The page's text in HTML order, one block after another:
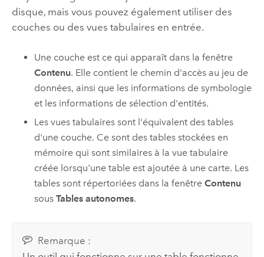
disque, mais vous pouvez également utiliser des
couches ou des vues tabulaires en entrée.
Une couche est ce qui apparaît dans la fenêtre
Contenu. Elle contient le chemin d'accès au jeu de
données, ainsi que les informations de symbologie
et les informations de sélection d'entités.
Les vues tabulaires sont l'équivalent des tables
d'une couche. Ce sont des tables stockées en
mémoire qui sont similaires à la vue tabulaire
créée lorsqu'une table est ajoutée à une carte. Les
tables sont répertoriées dans la fenêtreContenu
sousTables autonomes.
Remarque :